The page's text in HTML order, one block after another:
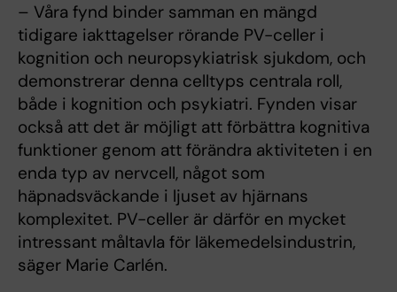
– Våra fynd binder samman en mängd
tidigare iakttagelser rörande PV-celler i
kognition och neuropsykiatrisk sjukdom, och
demonstrerar denna celltyps centrala roll,
både i kognition och psykiatri. Fynden visar
också att det är möjligt att förbättra kognitiva
funktioner genom att förändra aktiviteten i en
enda typ av nervcell, något som
häpnadsväckande i ljuset av hjärnans
komplexitet. PV-celler är därför en mycket
intressant måltavla för läkemedelsindustrin,
säger Marie Carlén.